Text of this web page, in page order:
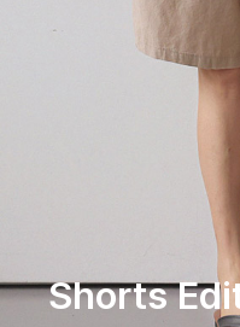
셔츠와 블라